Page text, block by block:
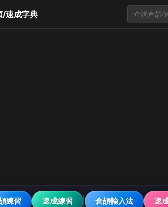
/速成字典
練習 速成練習 倉頡輸入法 速